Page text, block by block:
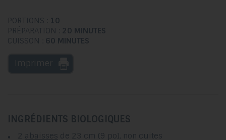
PORTIONS : 10
PRÉPARATION : 20 MINUTES
CUISSON : 60 MINUTES
INGRÉDIENTS BIOLOGIQUES
2 abaisses de 23 cm (9 po), non cuites